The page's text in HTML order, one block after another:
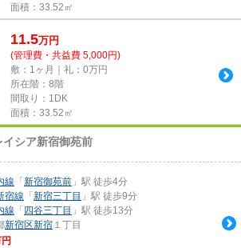
面積：33.52㎡
11.5万円
(管理費・共益費 5,000円)
敷：1ヶ月｜礼：0万円
所在階：8階
間取り：1DK
面積：33.52㎡
イシア新宿御苑前
線 「 新宿御苑前 」駅 徒歩4分
宿線 「 新宿三丁目 」駅 徒歩9分
線 「 四谷三丁目 」駅 徒歩13分
新宿区新宿 １丁目